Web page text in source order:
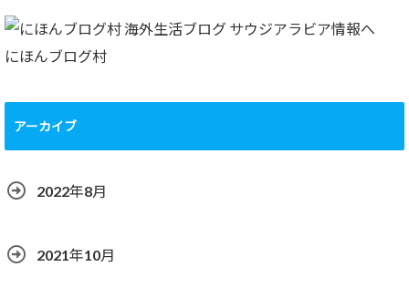
にほんブログ村
アーカイブ
2022年8月
2021年10月